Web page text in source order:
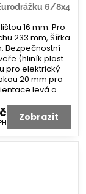
6/8x4
16 mm. Pro
233 mm, Šířka
Bezpečnostní
(hliník plast
pro elektrický
20 mm pro
levá a
Zobrazit